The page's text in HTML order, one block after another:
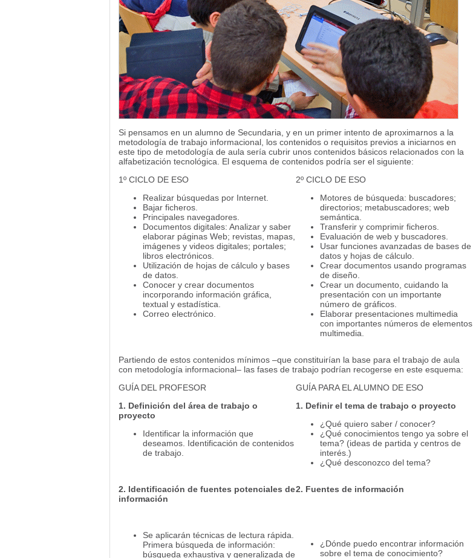
Si pensamos en un alumno de Secundaria, y en un primer intento de aproximarnos a la
metodología de trabajo informacional, los contenidos o requisitos previos a iniciarnos en
este tipo de metodología de aula sería cubrir unos contenidos básicos relacionados con la
alfabetización tecnológica. El esquema de contenidos podría ser el siguiente:
1º CICLO DE ESO
2º CICLO DE ESO
Realizar búsquedas por Internet.
Bajar ficheros.
Principales navegadores.
Documentos digitales: Analizar y saber
elaborar páginas Web; revistas, mapas,
imágenes y videos digitales; portales;
libros electrónicos.
Utilización de hojas de cálculo y bases
de datos.
Conocer y crear documentos
incorporando información gráfica,
textual y estadística.
Correo electrónico.
Motores de búsqueda: buscadores;
directorios; metabuscadores; web
semántica.
Transferir y comprimir ficheros.
Evaluación de web y buscadores.
Usar funciones avanzadas de bases de
datos y hojas de cálculo.
Crear documentos usando programas
de diseño.
Crear un documento, cuidando la
presentación con un importante
número de gráficos.
Elaborar presentaciones multimedia
con importantes números de elementos
multimedia.
Partiendo de estos contenidos mínimos –que constituirían la base para el trabajo de aula
con metodología informacional– las fases de trabajo podrían recogerse en este esquema:
GUÍA DEL PROFESOR
GUÍA PARA EL ALUMNO DE ESO
1. Definición del área de trabajo o
proyecto
Identificar la información que
deseamos. Identificación de contenidos
de trabajo.
1. Definir el tema de trabajo o proyecto
¿Qué quiero saber / conocer?
¿Qué conocimientos tengo ya sobre el
tema? (ideas de partida y centros de
interés.)
¿Qué desconozco del tema?
2. Identificación de fuentes potenciales de
información
Se aplicarán técnicas de lectura rápida.
Primera búsqueda de información:
búsqueda exhaustiva y generalizada de
2. Fuentes de información
¿Dónde puedo encontrar información
sobre el tema de conocimiento?